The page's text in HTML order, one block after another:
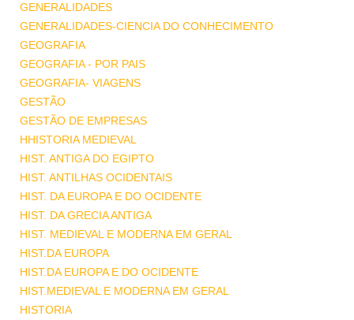
GENERALIDADES
GENERALIDADES-CIENCIA DO CONHECIMENTO
GEOGRAFIA
GEOGRAFIA - POR PAIS
GEOGRAFIA- VIAGENS
GESTÃO
GESTÃO DE EMPRESAS
HHISTORIA MEDIEVAL
HIST. ANTIGA DO EGIPTO
HIST. ANTILHAS OCIDENTAIS
HIST. DA EUROPA E DO OCIDENTE
HIST. DA GRECIA ANTIGA
HIST. MEDIEVAL E MODERNA EM GERAL
HIST.DA EUROPA
HIST.DA EUROPA E DO OCIDENTE
HIST.MEDIEVAL E MODERNA EM GERAL
HISTORIA